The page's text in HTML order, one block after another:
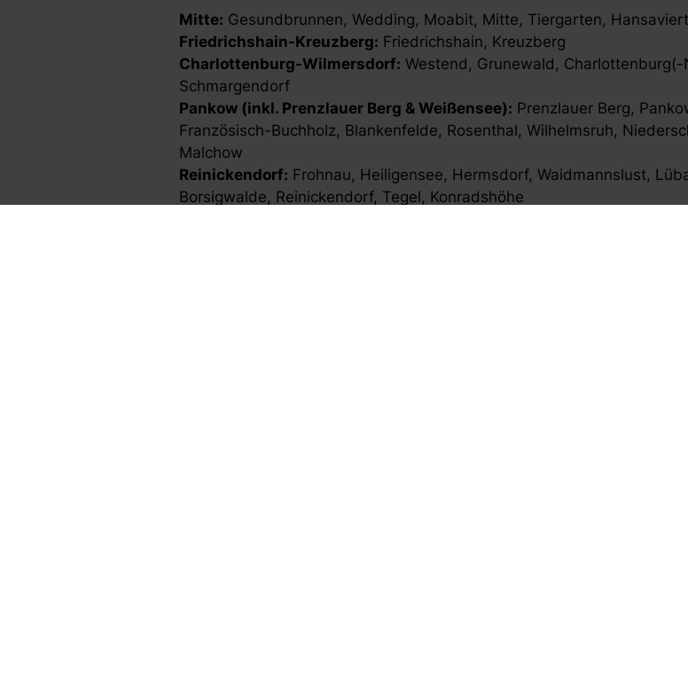
Mitte: Gesundbrunnen, Wedding, Moabit, Mitte, Tiergarten,
Friedrichshain-Kreuzberg: Friedrichshain, Kreuzberg
Charlottenburg-Wilmersdorf: Westend, Grunewald,
Schmargendorf
Pankow (inkl. Prenzlauer Berg & Weißensee): Prenzlauer Berg,
Französisch-Buchholz, Blankenfelde, Rosenthal, Wilhelmsruh,
Malchow
Reinickendorf: Frohnau, Heiligensee, Hermsdorf, Waidmannslust,
Borsigwalde, Reinickendorf, Tegel, Konradshöhe